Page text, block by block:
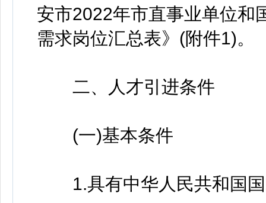
安市2022年市直事业单位和
需求岗位汇总表》(附件1)。
二、人才引进条件
(一)基本条件
1.具有中华人民共和国